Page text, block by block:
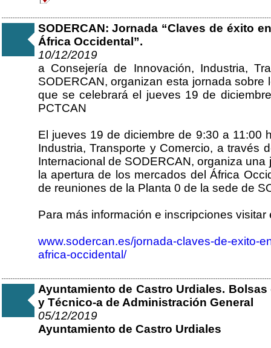
SODERCAN: Jornada “Claves de éxito
África Occidental”.
10/12/2019
a Consejería de Innovación, Industria,
SODERCAN, organizan esta jornada
que se celebrará el jueves 19 de
PCTCAN
El jueves 19 de diciembre de 9:30 a 11:00
Industria, Transporte y Comercio, a través
Internacional de SODERCAN, organiza
la apertura de los mercados del África
de reuniones de la Planta 0 de la sede de
Para más información e inscripciones visitar
www.sodercan.es/jornada-claves-de-exito-
africa-occidental/
Ayuntamiento de Castro Urdiales.
y Técnico-a de Administración General
05/12/2019
Ayuntamiento de Castro Urdiales